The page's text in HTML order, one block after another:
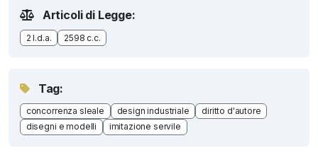
Articoli di Legge:
2 l.d.a. 2598 c.c.
Tag:
concorrenza sleale design industriale
diritto d'autore
disegni e modelli
imitazione servile